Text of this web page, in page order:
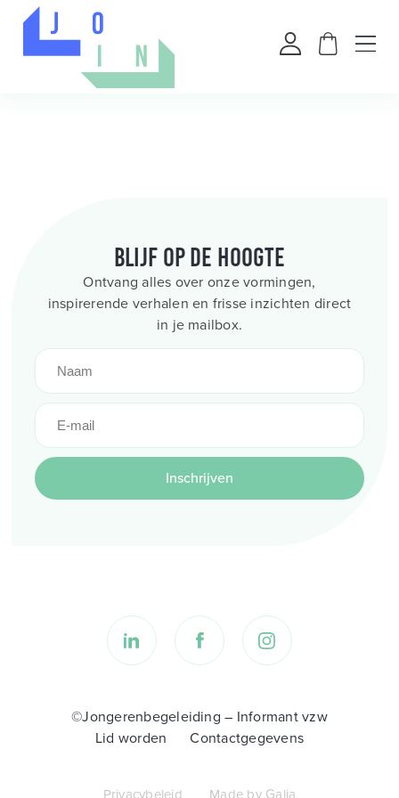
Blijf op de hoogte
Ontvang alles over onze vormingen,
inspirerende verhalen en frisse inzichten direct
in je mailbox.
Inschrijven
©Jongerenbegeleiding – Informant vzw
Lid worden
Contactgegevens